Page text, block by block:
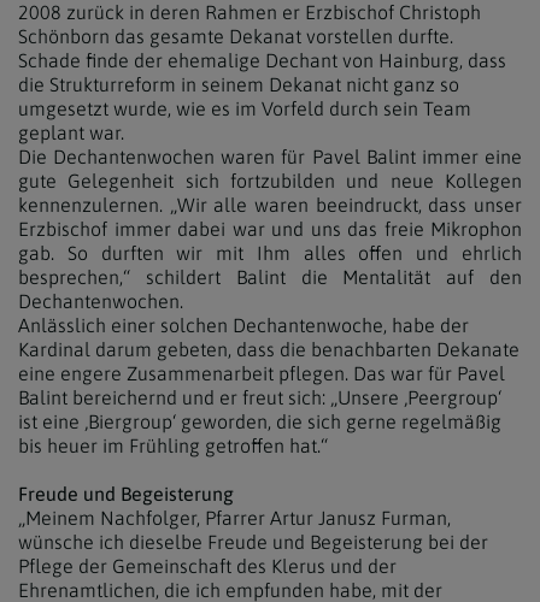
2008 zurück in deren Rahmen er Erzbischof Christoph
Schönborn das gesamte Dekanat vorstellen durfte.
Schade finde der ehemalige Dechant von Hainburg, dass
die Strukturreform in seinem Dekanat nicht ganz so
umgesetzt wurde, wie es im Vorfeld durch sein Team
geplant war.
Die Dechantenwochen waren für Pavel Balint immer eine
gute Gelegenheit sich fortzubilden und neue Kollegen
kennenzulernen. „Wir alle waren beeindruckt, dass unser
Erzbischof immer dabei war und uns das freie Mikrophon
gab. So durften wir mit Ihm alles offen und ehrlich
besprechen,“ schildert Balint die Mentalität auf den
Dechantenwochen.
Anlässlich einer solchen Dechantenwoche, habe der
Kardinal darum gebeten, dass die benachbarten Dekanate
eine engere Zusammenarbeit pflegen. Das war für Pavel
Balint bereichernd und er freut sich: „Unsere ‚Peergroup‘
ist eine ‚Biergroup‘ geworden, die sich gerne regelmäßig
bis heuer im Frühling getroffen hat.“
Freude und Begeisterung
„Meinem Nachfolger, Pfarrer Artur Janusz Furman,
wünsche ich dieselbe Freude und Begeisterung bei der
Pflege der Gemeinschaft des Klerus und der
Ehrenamtlichen, die ich empfunden habe, mit der